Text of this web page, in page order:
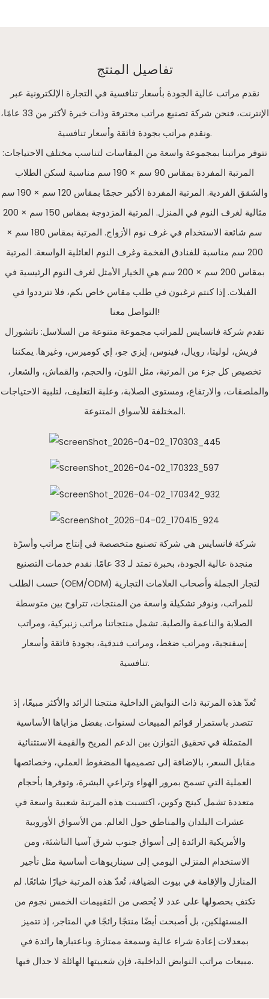
تفاصيل المنتج
نقدم مراتب عالية الجودة بأسعار تنافسية في التجارة الإلكترونية عبر
الإنترنت، فنحن شركة تصنيع مراتب محترفة وذات خبرة لأكثر من 33 عامًا،
ونقدم مراتب بجودة فائقة وأسعار تنافسية.
تتوفر مراتبنا بمجموعة واسعة من المقاسات لتناسب مختلف الاحتياجات:
المرتبة المفردة بمقاس 90 سم × 190 سم مناسبة لسكن الطلاب
والشقق الفردية. المرتبة المفردة الأكبر حجمًا بمقاس 120 سم × 190 سم
مثالية لغرف النوم في المنزل. المرتبة المزدوجة بمقاس 150 سم × 200
سم شائعة الاستخدام في غرف نوم الأزواج. المرتبة بمقاس 180 سم ×
200 سم مناسبة للفنادق الفخمة وغرف النوم العائلية الواسعة. المرتبة
بمقاس 200 سم × 200 سم هي الخيار الأمثل لغرف النوم الرئيسية في
الفيلات. إذا كنتم ترغبون في طلب مقاس خاص بكم، فلا تترددوا في
التواصل معنا!
تقدم شركة فانسايس للمراتب مجموعة متنوعة من السلاسل: ناتشورال
فريش، لوليتا، رويال، فينوس، إيزي جو، إي كوميرس، وغيرها. يمكننا
تخصيص كل جزء من المرتبة، مثل اللون، والحجم، والقماش، والشعار،
والملصقات، والارتفاع، ومستوى الصلابة، وعلبة التغليف، لتلبية الاحتياجات
المختلفة للأسواق المتنوعة.
شركة فانسايس هي شركة تصنيع متخصصة في إنتاج مراتب وأسرّة
منجدة عالية الجودة، بخبرة تمتد لـ 33 عامًا. نقدم خدمات التصنيع
حسب الطلب (OEM/ODM) لتجار الجملة وأصحاب العلامات التجارية
للمراتب، ونوفر تشكيلة واسعة من المنتجات، تتراوح بين متوسطة
الصلابة والناعمة والصلبة. تشمل منتجاتنا مراتب زنبركية، ومراتب
إسفنجية، ومراتب ضغط، ومراتب فندقية، بجودة فائقة وأسعار
تنافسية.
تُعدّ هذه المرتبة ذات النوابض الداخلية منتجنا الرائد والأكثر مبيعًا، إذ
تتصدر باستمرار قوائم المبيعات لسنوات. بفضل مزاياها الأساسية
المتمثلة في تحقيق التوازن بين الدعم المريح والقيمة الاستثنائية
مقابل السعر، بالإضافة إلى تصميمها المضغوط العملي، وخصائصها
العملية التي تسمح بمرور الهواء وتراعي البشرة، وتوفرها بأحجام
متعددة تشمل كينج وكوين، اكتسبت هذه المرتبة شعبية واسعة في
عشرات البلدان والمناطق حول العالم. من الأسواق الأوروبية
والأمريكية الرائدة إلى أسواق جنوب شرق آسيا الناشئة، ومن
الاستخدام المنزلي اليومي إلى سيناريوهات أساسية مثل تأجير
المنازل والإقامة في بيوت الضيافة، تُعدّ هذه المرتبة خيارًا شائعًا. لم
تكتفِ بحصولها على عدد لا يُحصى من التقييمات الخمس نجوم من
المستهلكين، بل أصبحت أيضًا منتجًا رائجًا في المتاجر، إذ تتميز
بمعدلات إعادة شراء عالية وسمعة ممتازة. وباعتبارها رائدة في
مبيعات مراتب النوابض الداخلية، فإن شعبيتها الهائلة لا جدال فيها.